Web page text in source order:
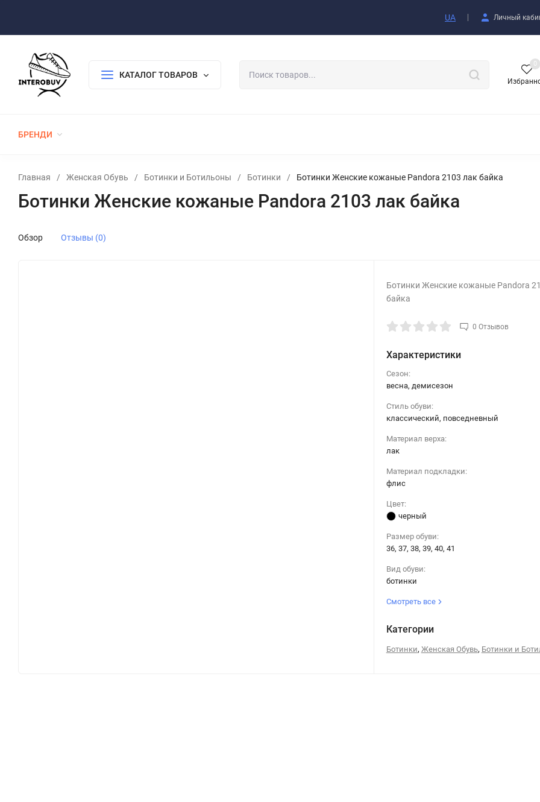
UA Личный
КАТАЛОГ ТОВАРОВ
0
БРЕНДИ
Главная / Женская Обувь / Ботинки и Ботильоны / Ботинки / Ботинки Женские кожаные Pandora 2103 лак байка
Ботинки Женские кожаные Pandora 2103 лак байка
Обзор Отзывы (0)
Ботинки Женские кожаные Pandora
байка
0 Отзывов
Характеристики
Сезон:
весна, демисезон
Стиль обуви:
классический, повседневный
Материал верха:
лак
Материал подкладки:
флис
Цвет:
черный
Размер обуви:
36, 37, 38, 39, 40, 41
Вид обуви:
ботинки
Смотреть все
Категории
Ботинки, Женская Обувь, Ботинки и